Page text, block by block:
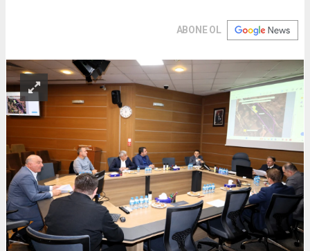
ABONE OL